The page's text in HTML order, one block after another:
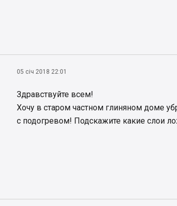
05 січ 2018 22:01
Здравствуйте всем!
Хочу в старом частном глиняном доме
с подогревом! Подскажите какие слои